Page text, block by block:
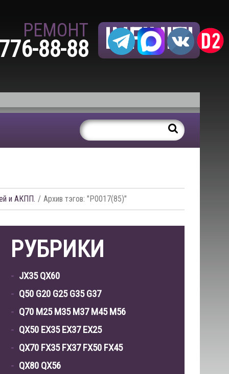
INFINITI
РЕМОНТ
88-88
и АКПП. Архив тэгов: "P0017(85)"
РУБРИКИ
JX35 QX60
Q50 G20 G25 G35 G37
Q70 M25 M35 M37 M45 M56
QX50 EX35 EX37 EX25
QX70 FX35 FX37 FX50 FX45
QX80 QX56